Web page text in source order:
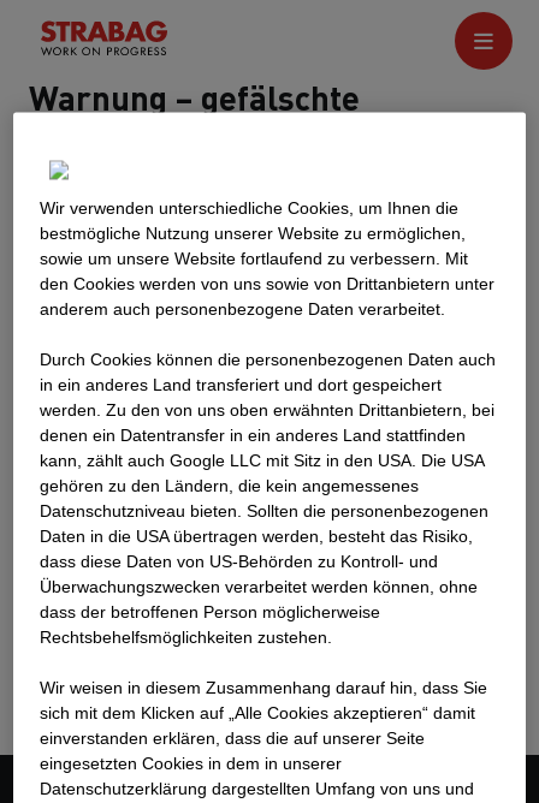
Warnung – gefälschte
Echtheit unserer Stellenanzeigen.
Alle offiziellen Stellenangebote innerhalb der
STRABAG-Gruppe werden auf der
Wenn wir Stellenanzeigen auf anderen Websites
veröffentlichen, gibt es immer einen Link zum offiziellen
Stellenangebot auf unserer Website. Jedes
Stellenangebot ohne Link zu unserer offiziellen Website
könnte ein Betrugsversuch sein, den man der Polizei
melden sollte. STRABAG veröffentlicht keine
Stellenangebote über Messenger-Apps (z. B.
WhatsApp) und bittet auch nicht darum, Bewerbungen
per E-Mail einzureichen. Alle Bewerbungen müssen
über das interne Online-Bewerbungssystem von
STRABAG eingereicht werden, auf das manüber den
oben genannten Link zugreifen kann.
Wir verwenden unterschiedliche Cookies, um Ihnen die
best­mögliche Nutzung unserer Website zu ermöglichen,
sowie um unsere Website fortlaufend zu verbessern. Mit
den Cookies werden von uns sowie von Drittanbietern unter
anderem auch personenbezogene Daten verarbeitet.
Durch Cookies können die personenbezogenen Daten auch
in ein anderes Land transferiert und dort gespeichert
werden. Zu den von uns oben erwähnten Drittanbietern, bei
denen ein Datentransfer in ein anderes Land stattfinden
kann, zählt auch Google LLC mit Sitz in den USA. Die USA
gehören zu den Ländern, die kein angemessenes
Datenschutzniveau bieten. Sollten die personenbezogenen
Daten in die USA übertragen werden, besteht das Risiko,
dass diese Daten von US-Behörden zu Kontroll- und
Überwachungszwecken verarbeitet werden können, ohne
dass der betroffenen Person möglicherweise
Rechtsbehelfsmöglichkeiten zustehen.
Wir weisen in diesem Zusammenhang darauf hin, dass Sie
sich mit dem Klicken auf „Alle Cookies akzeptieren“ damit
ein­ver­standen erklären, dass die auf unserer Seite
eingesetzten Cookies in dem in unserer
Datenschutzerklärung dargestellten Umfang von uns und